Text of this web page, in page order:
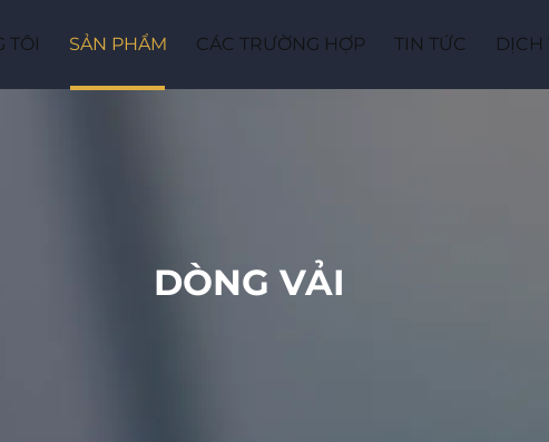
TÔI SẢN PHẨM CÁC TRƯỜNG HỢP TIN TỨC DỊCH
DÒNG VẢI